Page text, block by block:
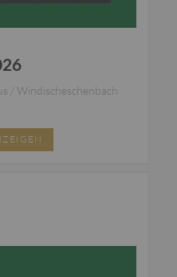
/ Windischeschenbach